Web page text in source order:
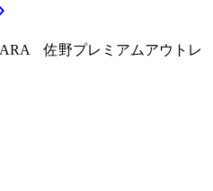
佐野プレミアムアウトレ